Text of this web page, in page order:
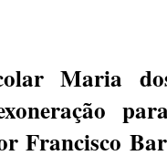
Maria
Francisco